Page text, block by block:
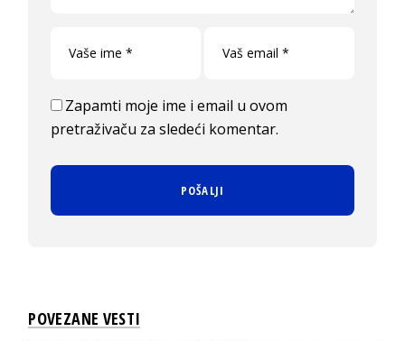
Zapamti moje ime i email u ovom
pretraživaču za sledeći komentar.
POVEZANE VESTI